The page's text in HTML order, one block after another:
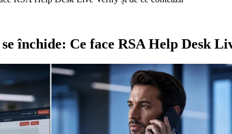
închide: Ce face RSA Help Desk